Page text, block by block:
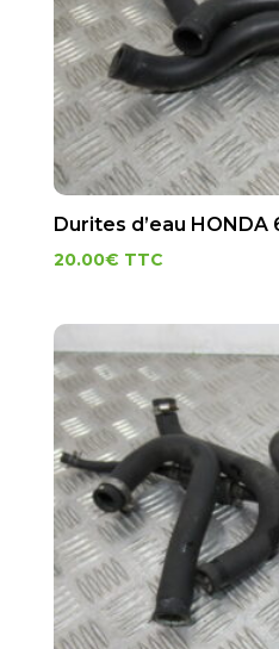
Durites d’eau HONDA
20.00€ TTC